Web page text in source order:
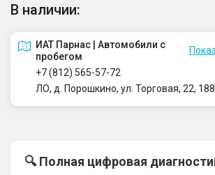
В наличии:
ИАТ Парнас | Автомобили с
пробегом
+7 (812) 565-57-72
ЛО, д. Порошкино, ул. Торговая, 22,
🔍 Полная цифровая